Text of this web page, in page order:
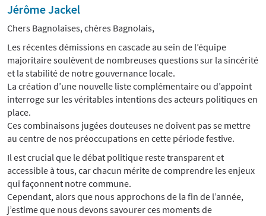
Jérôme Jackel
Chers Bagnolaises, chères Bagnolais,
Les récentes démissions en cascade au sein de l’équipe
majoritaire soulèvent de nombreuses questions sur la sincérité
et la stabilité de notre gouvernance locale.
La création d’une nouvelle liste complémentaire ou d’appoint
interroge sur les véritables intentions des acteurs politiques en
place.
Ces combinaisons jugées douteuses ne doivent pas se mettre
au centre de nos préoccupations en cette période festive.
Il est crucial que le débat politique reste transparent et
accessible à tous, car chacun mérite de comprendre les enjeux
qui façonnent notre commune.
Cependant, alors que nous approchons de la fin de l’année,
j’estime que nous devons savourer ces moments de